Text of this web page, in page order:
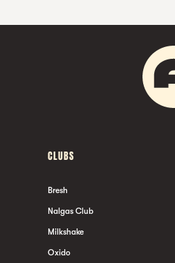
CLUBS
Bresh
Nalgas Club
Milkshake
Oxido